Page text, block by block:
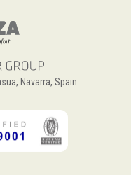
Navarra, Spain